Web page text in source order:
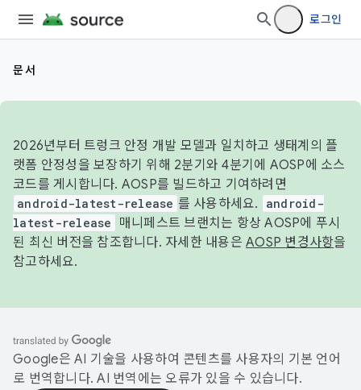
로그인
문서
2026년부터 트렁크 안정 개발 모델과 일치하고 생태계의 플
랫폼 안정성을 보장하기 위해 2분기와 4분기에 AOSP에 소스
코드를 게시합니다. AOSP를 빌드하고 기여하려면
android-latest-release 를 사용하세요.
android-
latest-release
매니페스트 브랜치는 항상 AOSP에 푸시
된 최신 버전을 참조합니다. 자세한 내용은 AOSP 변경사항을
참고하세요.
Google은 AI 기술을 사용하여 콘텐츠를 사용자의 기본 언어
로 번역합니다. AI 번역에는 오류가 있을 수 있습니다.